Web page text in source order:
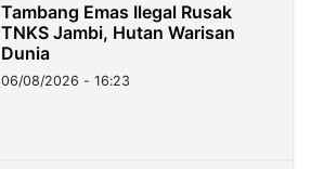
Tambang Emas Ilegal Rusak
TNKS Jambi, Hutan Warisan
Dunia
06/08/2026 - 16:23